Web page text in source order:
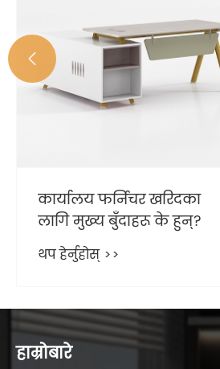
कार्यालय फर्निचर खरिदका
लागि मुख्य बुँदाहरू के हुन्?
थप हेर्नुहोस् >>

हाम्रोबारे